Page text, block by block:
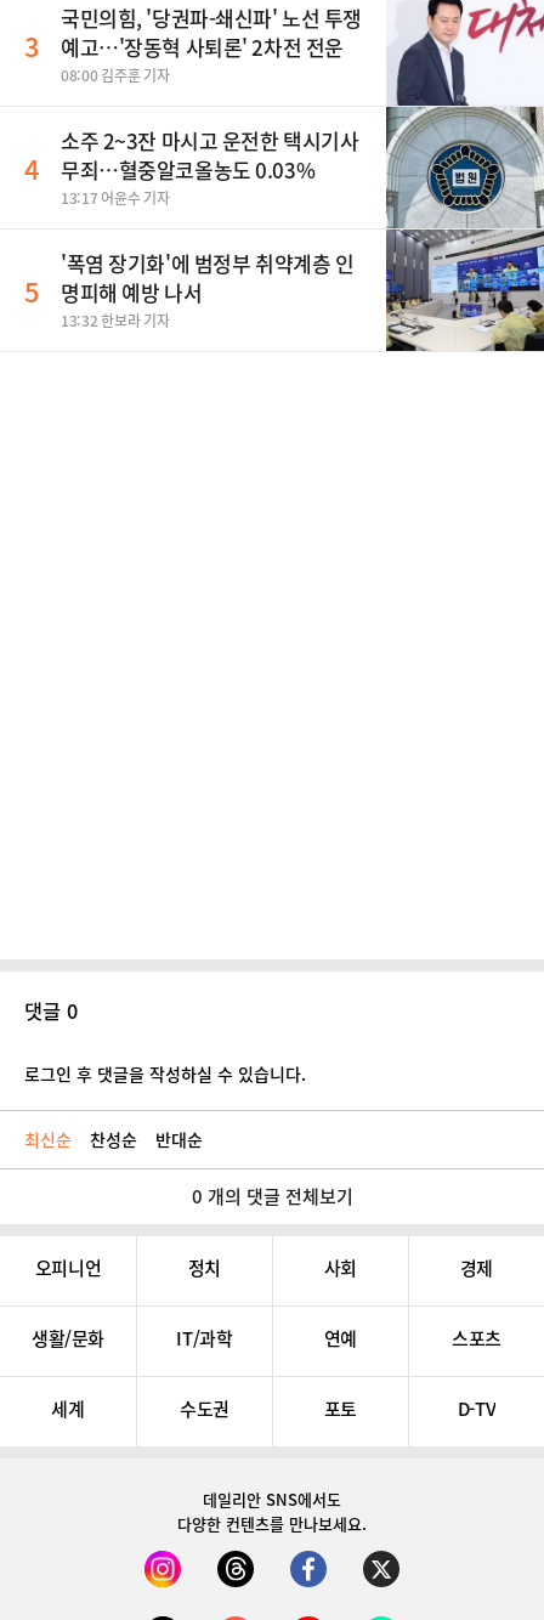
3
국민의힘, '당권파-쇄신파' 노선 투쟁
예고…'장동혁 사퇴론' 2차전 전운
08:00 김주훈 기자
4
소주 2~3잔 마시고 운전한 택시기사
무죄…혈중알코올농도 0.03%
13:17 어윤수 기자
5
'폭염 장기화'에 범정부 취약계층 인
명피해 예방 나서
13:32 한보라 기자
댓글 0
로그인 후 댓글을 작성하실 수 있습니다.
최신순 찬성순 반대순
0 개의 댓글 전체보기
오피니언 정치 사회 경제
생활/문화 IT/과학 연예 스포츠
세계 수도권 포토 D-TV
데일리안 SNS에서도
다양한 컨텐츠를 만나보세요.